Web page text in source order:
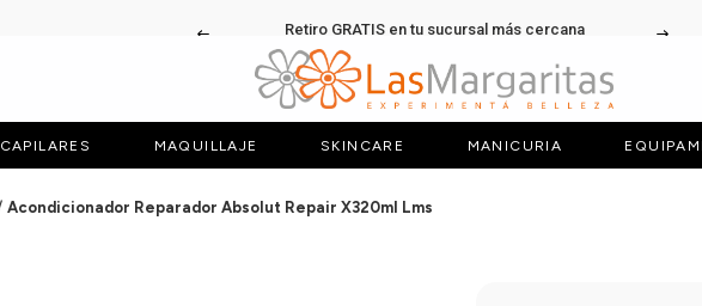
Retiro GRATIS en tu sucursal más cercana
CAPILARES MAQUILLAJE SKINCARE MANICURIA
Acondicionador Reparador Absolut Repair X320ml Lms